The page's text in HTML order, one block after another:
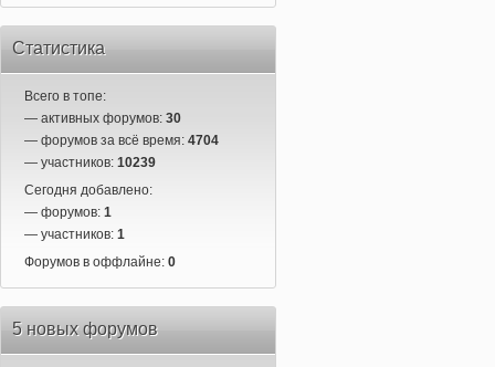
Статистика
Всего в топе:
— активных форумов: 30
— форумов за всё время: 4704
— участников: 10239
Сегодня добавлено:
— форумов: 1
— участников: 1
Форумов в оффлайне: 0
5 новых форумов